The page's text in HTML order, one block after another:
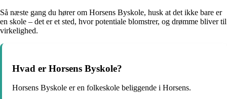
Så næste gang du hører om Horsens Byskole, husk at det ikke bare er
en skole – det er et sted, hvor potentiale blomstrer, og drømme bliver til
virkelighed.
Hvad er Horsens Byskole?
Horsens Byskole er en folkeskole beliggende i Horsens.